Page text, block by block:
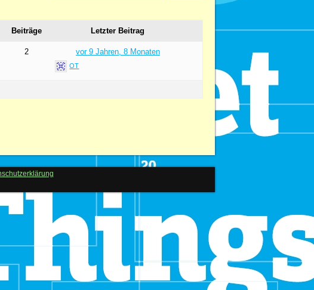
Beiträge Letzter Beitrag
2 vor 9 Jahren, 8 Monaten
OT